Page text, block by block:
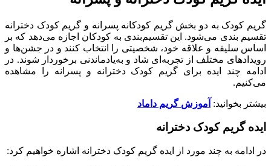
گریم کودک به دو بخش گریم کودکانه پسرانه و گریم کودک دخترانه
تقسیم بندی می‌شود. این تقسیم‌بندی به کودکان اجازه می‌دهد که بر
اساس سلیقه و علاقه خود، شخصیتی را انتخاب کنند و در جشن‌ها و
رویدادهای مختلف از تجربه‌ای شاد و به‌یادماندنی برخوردار شوند. در
ادامه چند ایده برای گریم کودک دخترانه و پسرانه را مشاهده
می‌کنیم.
بیشتر بخوانید: آموزش گریم داماد
ایده گریم کودک ‌دخترانه
در ادامه به چند مورد از ایده گریم کودک دخترانه اشاره خواهیم کرد: